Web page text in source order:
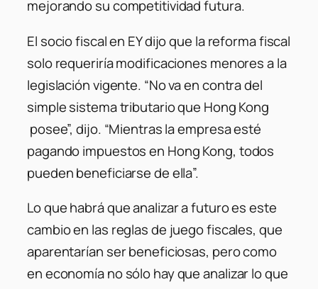
mejorando su competitividad futura.
El socio fiscal en EY dijo que la reforma fiscal
solo requeriría modificaciones menores a la
legislación vigente. “No va en contra del
simple sistema tributario que Hong Kong
posee”, dijo. “Mientras la empresa esté
pagando impuestos en Hong Kong, todos
pueden beneficiarse de ella”.
Lo que habrá que analizar a futuro es este
cambio en las reglas de juego fiscales, que
aparentarían ser beneficiosas, pero como
en economía no sólo hay que analizar lo que